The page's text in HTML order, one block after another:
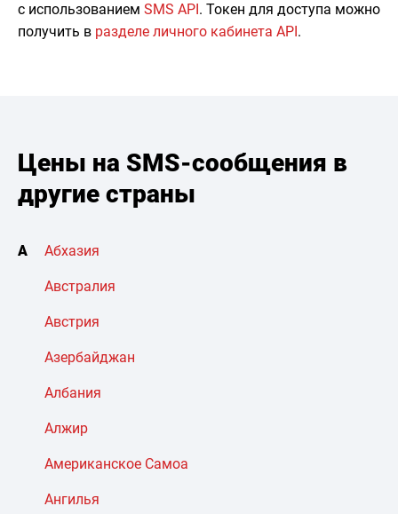
с использованием SMS API. Токен для доступа можно
получить в разделе личного кабинета API.
Цены на SMS-сообщения в
другие страны
А Абхазия
Австралия
Австрия
Азербайджан
Албания
Алжир
Американское Самоа
Ангилья